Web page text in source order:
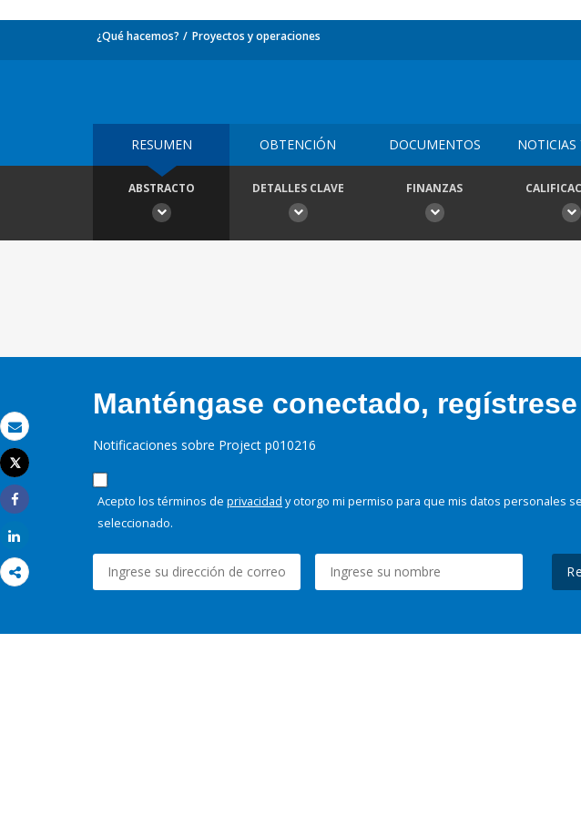
Correo electrónico
Imprimir
Tweet
Share
¿Qué hacemos? Proyectos y operaciones
RESUMEN OBTENCIÓN DOCUMENTOS NOTICIAS
ABSTRACTO DETALLES CLAVE FINANZAS
Manténgase conectado,
Notificaciones sobre Project p010216
Acepto los términos de privacidad y otorgo mi permiso para que mis datos personales
seleccionado.